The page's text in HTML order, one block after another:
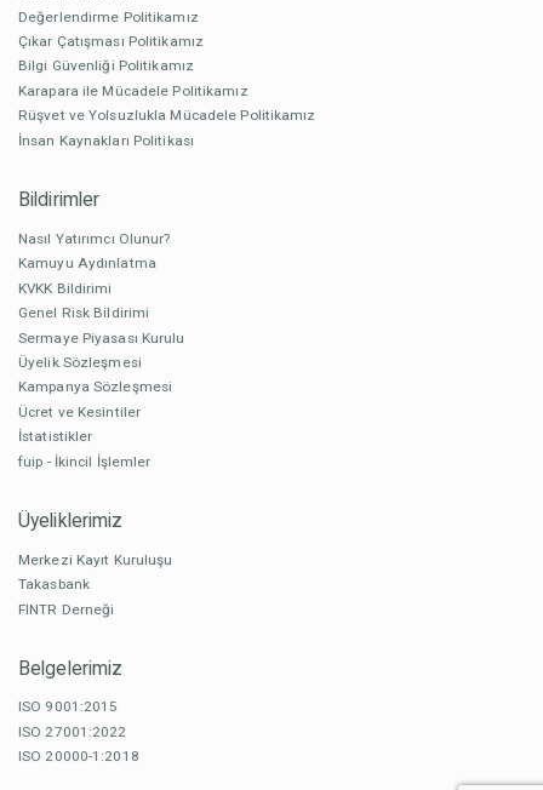
Değerlendirme Politikamız
Çıkar Çatışması Politikamız
Bilgi Güvenliği Politikamız
Karapara ile Mücadele Politikamız
Rüşvet ve Yolsuzlukla Mücadele Politikamız
İnsan Kaynakları Politikası
Bildirimler
Nasıl Yatırımcı Olunur?
Kamuyu Aydınlatma
KVKK Bildirimi
Genel Risk Bildirimi
Sermaye Piyasası Kurulu
Üyelik Sözleşmesi
Kampanya Sözleşmesi
Ücret ve Kesintiler
İstatistikler
fuip - İkincil İşlemler
Üyeliklerimiz
Merkezi Kayıt Kuruluşu
Takasbank
FINTR Derneği
Belgelerimiz
ISO 9001:2015
ISO 27001:2022
ISO 20000-1:2018